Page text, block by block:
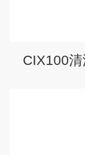
CIX100